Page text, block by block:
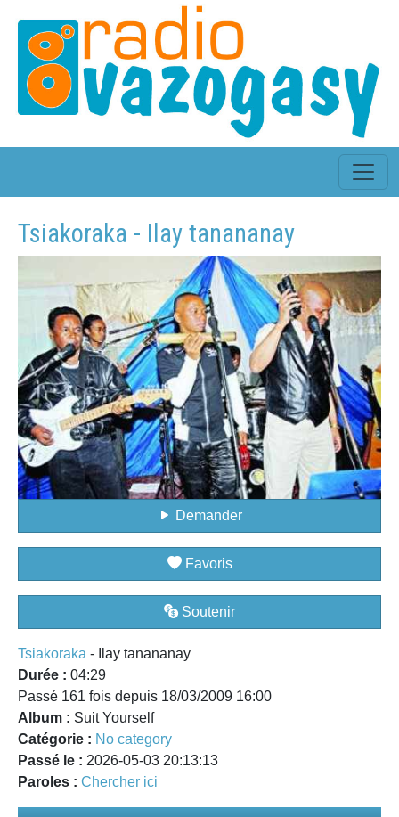
Tsiakoraka - Ilay tanananay
Demander
Favoris
Soutenir
Tsiakoraka - Ilay tanananay
Durée : 04:29
Passé 161 fois depuis 18/03/2009 16:00
Album : Suit Yourself
Catégorie : No category
Passé le : 2026-05-03 20:13:13
Paroles : Chercher ici